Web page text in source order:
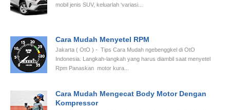
mobil jenis SUV, keluarlah ‘variasi...
Cara Mudah Menyetel RPM
Jakarta ( OtO ) - Tips Cara Mudah ngebenggkel di OtO
Indonesia. Langkah-langkah yang harus diambil saat menyetel
Rpm Panaskan motor kura...
Cara Mudah Mengecat Body Motor Dengan
Kompressor